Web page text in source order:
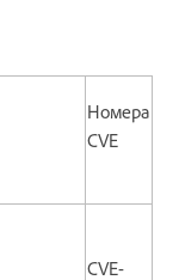
Номера
CVE
CVE-